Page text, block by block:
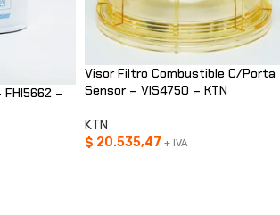
FHI5662 –
Visor Filtro Combustible C/Porta
Sensor – VIS4750 – KTN
KTN
$ 20.535,47 + IVA